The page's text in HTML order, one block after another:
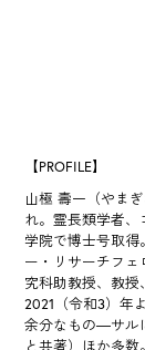
【PROFILE】
山極 壽一（やま
れ。霊長類学者
学院で博士号取得
ー・リサーチフ
究科助教授、教授
2021（令和3）年
余分なもの―サル
と共著）ほか多数